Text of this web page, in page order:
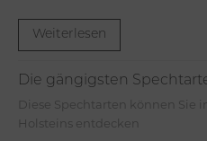
Weiterlesen
Die gängigsten
Diese Spechtarten können Sie
Holsteins entdecken